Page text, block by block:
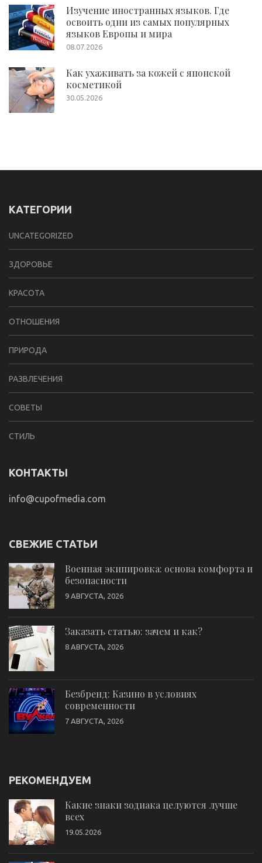
Изучение иностранных языков. Где
освоить одни из самых популярных
языков Европы и мира
08.07.2026
Как ухаживать за кожей с японской
косметикой
30.05.2026
КАТЕГОРИИ
UNCATEGORIZED
ЗДОРОВЬЕ
КРАСОТА
ОТНОШЕНИЯ
ПРИРОДА
РАЗВЛЕЧЕНИЯ
СОВЕТЫ
СТИЛЬ
КОНТАКТЫ
info@cupofmedia.com
СВЕЖИЕ СТАТЬИ
Военная экипировка: основа комфорта и
безопасности
9 АВГУСТА, 2026
Заказать статью: зачем и как?
8 АВГУСТА, 2026
Безбренд: Казино в условиях
современности
7 АВГУСТА, 2026
РЕКОМЕНДУЕМ
Какие знаки зодиака целуются лучше
всех
19.05.2026